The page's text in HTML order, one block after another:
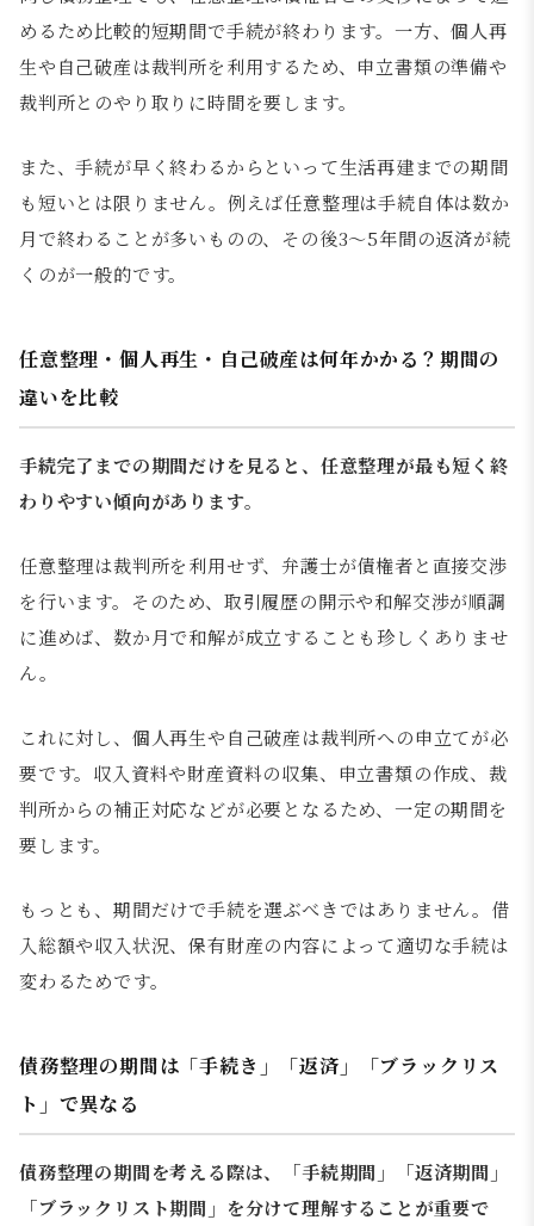
めるため比較的短期間で手続が終わります。一方、個人再
生や自己破産は裁判所を利用するため、申立書類の準備や
裁判所とのやり取りに時間を要します。
また、手続が早く終わるからといって生活再建までの期間
も短いとは限りません。例えば任意整理は手続自体は数か
月で終わることが多いものの、その後3〜5年間の返済が続
くのが一般的です。
任意整理・個人再生・自己破産は何年かかる？期間の
違いを比較
手続完了までの期間だけを見ると、任意整理が最も短く終
わりやすい傾向があります。
任意整理は裁判所を利用せず、弁護士が債権者と直接交渉
を行います。そのため、取引履歴の開示や和解交渉が順調
に進めば、数か月で和解が成立することも珍しくありませ
ん。
これに対し、個人再生や自己破産は裁判所への申立てが必
要です。収入資料や財産資料の収集、申立書類の作成、裁
判所からの補正対応などが必要となるため、一定の期間を
要します。
もっとも、期間だけで手続を選ぶべきではありません。借
入総額や収入状況、保有財産の内容によって適切な手続は
変わるためです。
債務整理の期間は「手続き」「返済」「ブラックリス
ト」で異なる
債務整理の期間を考える際は、「手続期間」「返済期間」
「ブラックリスト期間」を分けて理解することが重要で